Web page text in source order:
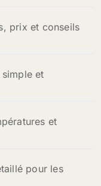
prix et conseils
et
et
pour les